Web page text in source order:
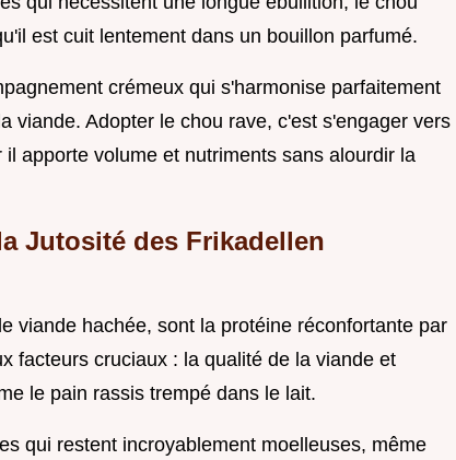
est cuit lentement dans un bouillon parfumé.
crémeux qui s'harmonise parfaitement
viande. Adopter le chou rave, c'est s'engager vers
il apporte volume et nutriments sans alourdir la
Jutosité des Frikadellen
viande hachée, sont la protéine réconfortante par
facteurs cruciaux : la qualité de la viande et
le pain rassis trempé dans le lait.
qui restent incroyablement moelleuses, même